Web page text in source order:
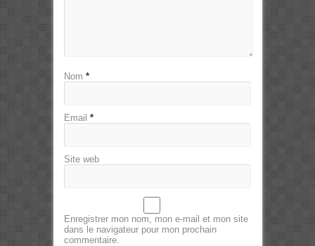
Nom *
Email *
Site web
Enregistrer mon nom, mon e-mail et mon site
dans le navigateur pour mon prochain
commentaire.